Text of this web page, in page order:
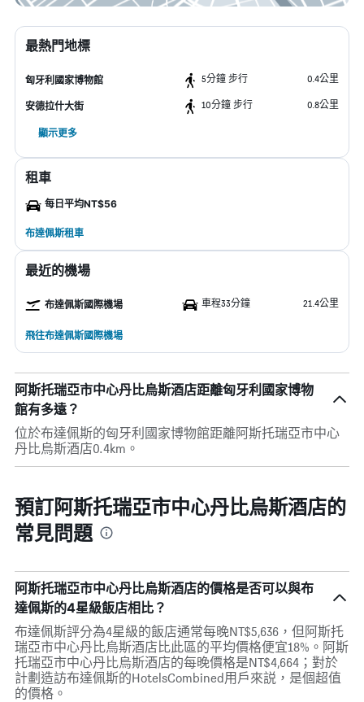
最熱門地標
匈牙利國家博物館 5分鐘 步行 0.4公里
安德拉什大街 10分鐘 步行 0.8公里
顯示更多
租車
每日平均NT$56
布達佩斯租車
最近的機場
布達佩斯國際機場 車程33分鐘 21.4公里
飛往布達佩斯國際機場
阿斯托瑞亞市中心丹比烏斯酒店距離匈牙利國家博物
館有多遠？
位於布達佩斯的匈牙利國家博物館距離阿斯托瑞亞市中心
丹比烏斯酒店0.4km。
預訂阿斯托瑞亞市中心丹比烏斯酒店的
常見問題
阿斯托瑞亞市中心丹比烏斯酒店的價格是否可以與布
達佩斯的4星級飯店相比？
布達佩斯評分為4星級的飯店通常每晚NT$5,636，但阿斯托
瑞亞市中心丹比烏斯酒店比此區的平均價格便宜18%。阿斯
托瑞亞市中心丹比烏斯酒店的每晚價格是NT$4,664；對於
計劃造訪布達佩斯的HotelsCombined用戶來説，是個超值
的價格。